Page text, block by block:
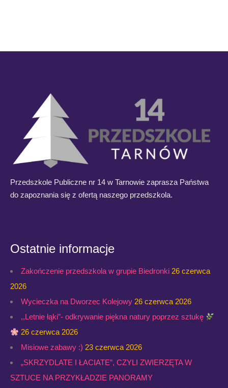
Przedszkole Publiczne nr 14 w Tarnowie zaprasza Państwa
do zapoznania się z ofertą naszego przedszkola.
Ostatnie informacje
Zakończenie przedszkola w grupie Biedronki 26 czerwca
2026
Wycieczka na Dworzec Kolejowy 26 czerwca 2026
,,Letnie łąki”- odkrywanie piękna natury poprzez sztukę
26 czerwca 2026
Misiowe zabawy :) 23 czerwca 2026
„SKRZYDLATE I ŁACIATE”, CZYLI ZWIERZĘTA W
SZTUCE NA PRZYKŁADZIE PANORAMY